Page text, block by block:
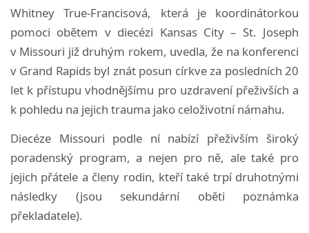
Whitney True-Francisová, která je koordinátorkou
pomoci obětem v diecézi Kansas City – St. Joseph
v Missouri již druhým rokem, uvedla, že na konferenci
v Grand Rapids byl znát posun církve za posledních 20
let k přístupu vhodnějšímu pro uzdravení přeživších a
k pohledu na jejich trauma jako celoživotní námahu.
Diecéze Missouri podle ní nabízí přeživším široký
poradenský program, a nejen pro ně, ale také pro
jejich přátele a členy rodin, kteří také trpí druhotnými
následky (jsou sekundární oběti poznámka
překladatele).